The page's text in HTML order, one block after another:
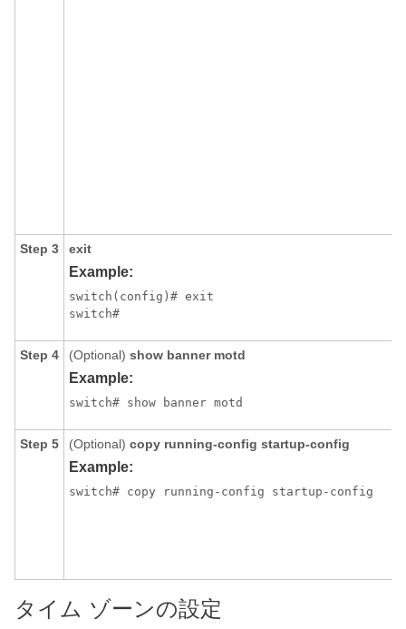
Step 3 exit
Example:
switch(config)# exit
switch#
Step 4 (Optional) show banner motd
Example:
switch# show banner motd
Step 5 (Optional) copy running-config startup-config
Example:
switch# copy running-config startup-config
タイム ゾーンの設定